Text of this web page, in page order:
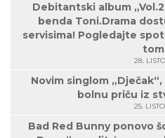
Debitantski album
benda Toni.Drama
servisima! Pogledajte
28.
Novim singlom
bolnu priču iz
25.
Bad Red Bunny ponovo